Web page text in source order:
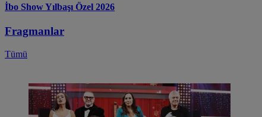
İbo Show Yılbaşı Özel 2026
Fragmanlar
Tümü